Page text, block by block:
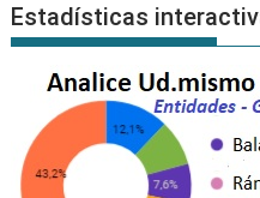
Estadísticas